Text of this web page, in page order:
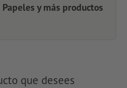
y más productos
que desees